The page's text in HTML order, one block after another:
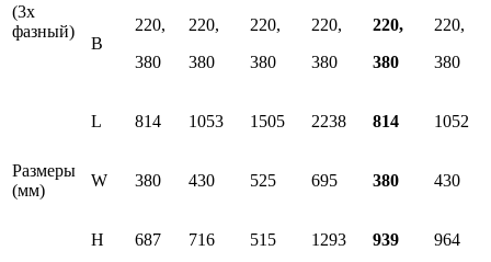
(3х
фазный)
В
220,
380
220,
380
220,
380
220,
380
220,
380
220,
380
Размеры
(мм)
L 814 1053 1505 2238 814 1052
W 380 430 525 695 380 430
H 687 716 515 1293 939 964